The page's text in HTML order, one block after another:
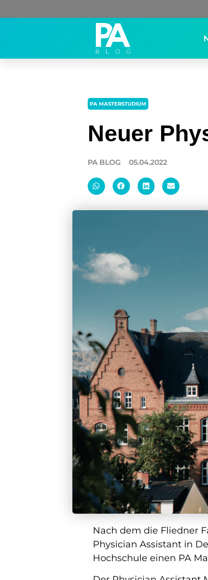
PA MASTERSTUDIUM
Neuer
PA BLOG 05.04.2022
Nach dem die Fliedner
Physician Assistant in
Hochschule einen PA